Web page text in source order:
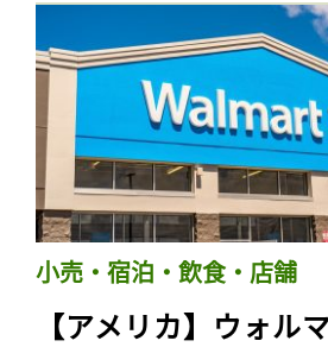
小売・宿泊・飲食・店舗
【アメリカ】ウォル